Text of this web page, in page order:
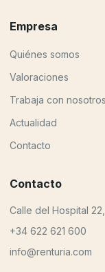
Empresa
Quiénes somos
Valoraciones
Trabaja con nosotros
Actualidad
Contacto
Contacto
Calle del Hospital
+34 622 621 600
info@renturia.com